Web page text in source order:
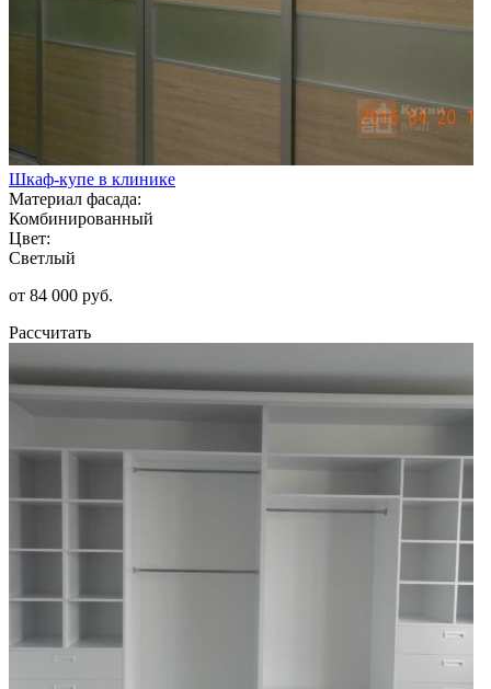
Шкаф-купе в клинике
Материал фасада:
Комбинированный
Цвет:
Светлый
от 84 000 руб.
Рассчитать